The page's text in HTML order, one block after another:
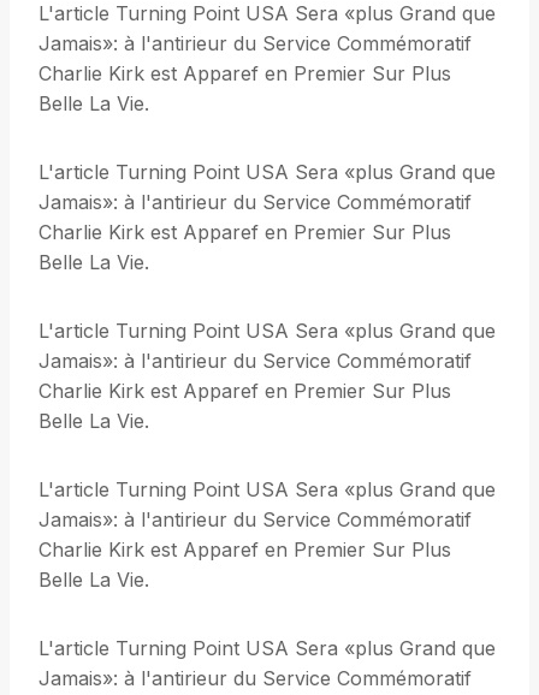
L'article Turning Point USA Sera «plus Grand que
Jamais»: à l'antirieur du Service Commémoratif
Charlie Kirk est Apparef en Premier Sur Plus
Belle La Vie.
L'article Turning Point USA Sera «plus Grand que
Jamais»: à l'antirieur du Service Commémoratif
Charlie Kirk est Apparef en Premier Sur Plus
Belle La Vie.
L'article Turning Point USA Sera «plus Grand que
Jamais»: à l'antirieur du Service Commémoratif
Charlie Kirk est Apparef en Premier Sur Plus
Belle La Vie.
L'article Turning Point USA Sera «plus Grand que
Jamais»: à l'antirieur du Service Commémoratif
Charlie Kirk est Apparef en Premier Sur Plus
Belle La Vie.
L'article Turning Point USA Sera «plus Grand que
Jamais»: à l'antirieur du Service Commémoratif